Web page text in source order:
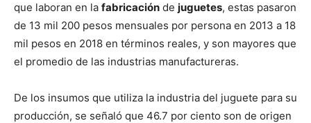
que laboran en la fabricación de juguetes, estas pasaron
de 13 mil 200 pesos mensuales por persona en 2013 a 18
mil pesos en 2018 en términos reales, y son mayores que
el promedio de las industrias manufactureras.
De los insumos que utiliza la industria del juguete para su
producción, se señaló que 46.7 por ciento son de origen